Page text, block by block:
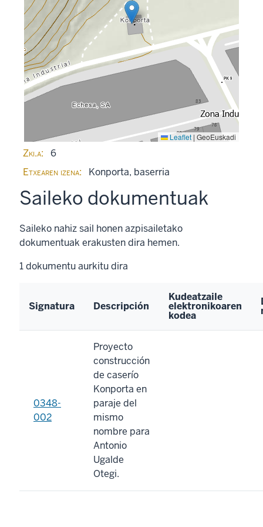
Leaflet | GeoEuskadi
Zki.a
6
Etxearen izena
Konporta, baserria
Saileko dokumentuak
Saileko nahiz sail honen azpisailetako
dokumentuak erakusten dira hemen.
1dokumentu aurkitu dira
Signatura Descripción
Kudeatzaile
elektronikoaren
kodea
0348-
002
Proyecto
construcción
de caserío
Konporta en
paraje del
mismo
nombre para
Antonio
Ugalde
Otegi.